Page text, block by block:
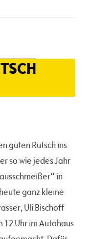
guten Rutsch ins
so wie jedes Jahr
in
ganz kleine
Uli Bischoff
12 Uhr im Autohaus